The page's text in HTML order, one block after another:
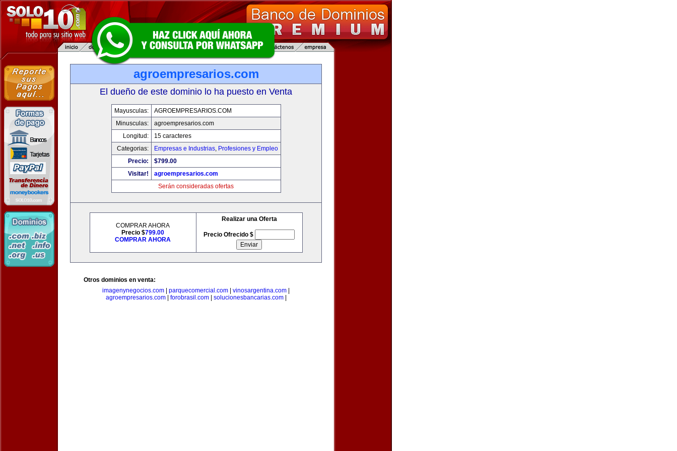
agroempresarios.com
El dueño de este dominio lo ha puesto en Venta
Mayusculas:
AGROEMPRESARIOS.COM
Minusculas:
agroempresarios.com
Longitud:
15 caracteres
Categorias:
Empresas e Industrias, Profesiones y Empleo
Precio:
$799.00
Visitar!
agroempresarios.com
Serán consideradas ofertas
COMPRAR AHORA
Precio $799.00
COMPRAR AHORA
Realizar una Oferta
Precio Ofrecido $
Otros dominios en venta:
imagenynegocios.com
parquecomercial.com vinosargentina.com
agroempresarios.com| forobrasil.com| solucionesbancarias.com|